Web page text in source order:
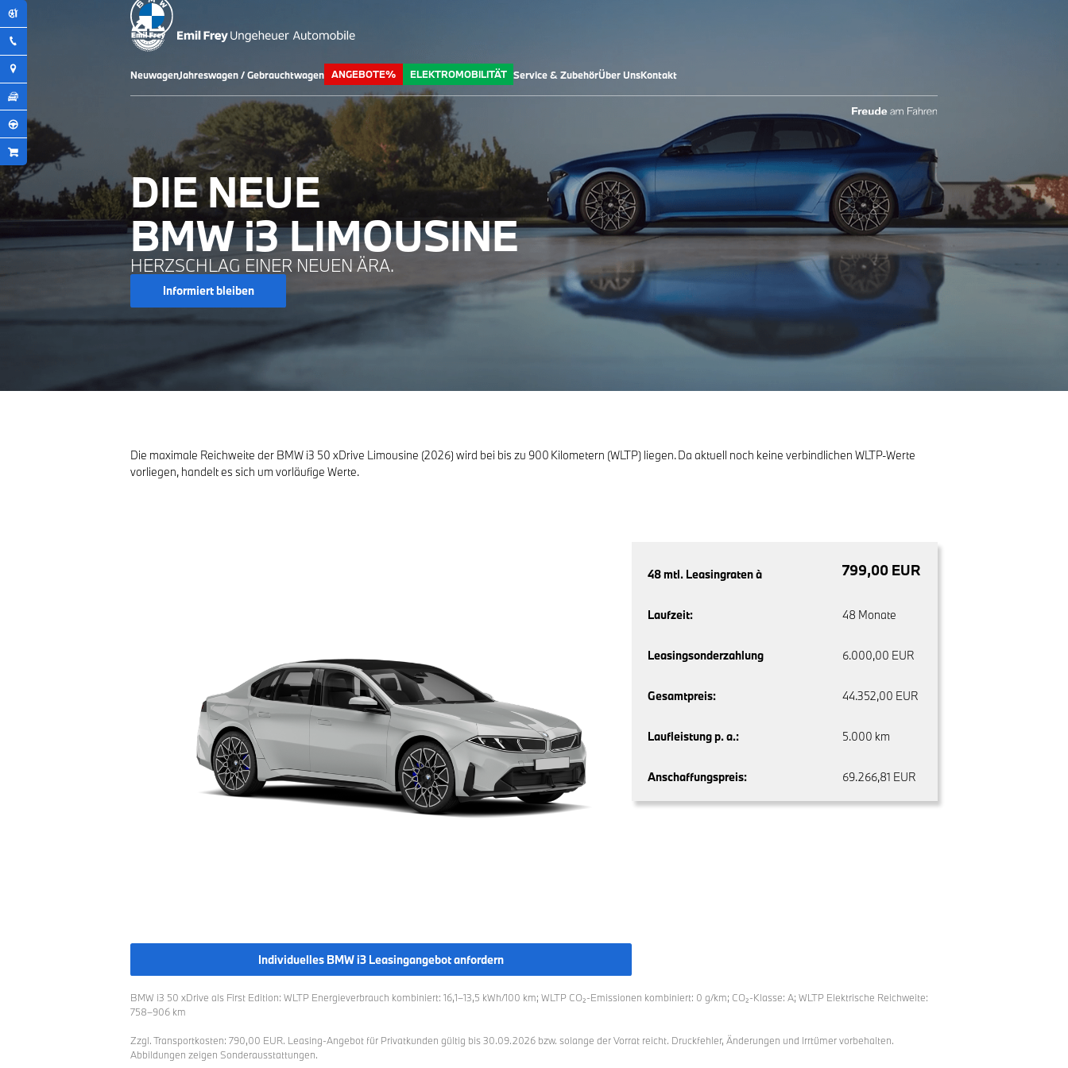
NeuwagenJahreswagen / Gebrauchtwagen ANGEBOTE% ELEKTROMOBILITÄT Service & ZubehörÜber UnsKontakt
DIE NEUE
BMW i3 LIMOUSINE
HERZSCHLAG EINER NEUEN ÄRA.
Informiert bleiben
Die maximale Reichweite der BMW i3 50 xDrive Limousine (2026) wird bei bis zu 900 Kilometern (WLTP) liegen. Da aktuell noch keine verbindlichen WLTP-Werte
vorliegen, handelt es sich um vorläufige Werte.
48 mtl. Leasingraten à 799,00 EUR
Laufzeit: 48 Monate
Leasingsonderzahlung 6.000,00 EUR
Gesamtpreis: 44.352,00 EUR
Laufleistung p. a.: 5.000 km
Anschaffungspreis: 69.266,81 EUR
Individuelles BMW i3 Leasingangebot anfordern
BMW i3 50 xDrive als First Edition: WLTP Energieverbrauch kombiniert: 16,1–13,5 kWh/100 km; WLTP CO₂-Emissionen kombiniert: 0 g/km; CO₂-Klasse: A; WLTP Elektrische Reichweite:
758–906 km
Zzgl. Transportkosten: 790,00 EUR. Leasing-Angebot für Privatkunden gültig bis 30.09.2026 bzw. solange der Vorrat reicht. Druckfehler, Änderungen und Irrtümer vorbehalten.
Abbildungen zeigen Sonderausstattungen.